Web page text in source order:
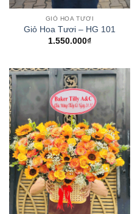
GIỎ HOA TƯƠI
Giỏ Hoa Tươi – HG 101
1.550.000₫